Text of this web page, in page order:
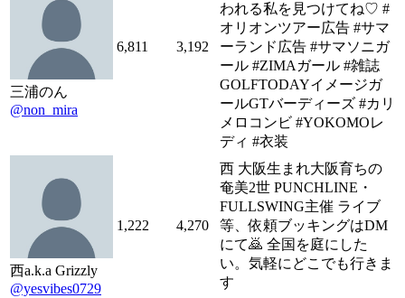
三浦のん
@non_mira
6,811 3,192
われる私を見つけてね♡ #
オリオンツアー広告 #サマ
ーランド広告 #サマソニガ
ール #ZIMAガール #雑誌
GOLFTODAYイメージガ
ールGTバーディーズ #カリ
メロコンビ #YOKOMOレ
ディ #衣装
西a.k.a Grizzly
@yesvibes0729
1,222 4,270
西 大阪生まれ大阪育ちの
奄美2世 PUNCHLINE・
FULLSWING主催 ライブ
等、依頼ブッキングはDM
にて🙇 全国を庭にした
い。気軽にどこでも行きま
す